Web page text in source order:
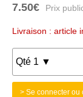
7.50€
Livraison : article
> Se connecter ou